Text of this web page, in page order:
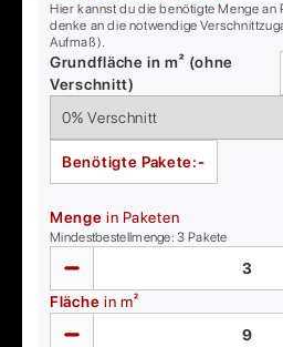
Hier kannst du die benötigte Menge an
denke an die notwendige
Aufmaß).
Grundfläche in m² (ohne
Verschnitt)
Benötigte Pakete:-
Menge in Paketen
Mindestbestellmenge:3 Pakete
Fläche in m²